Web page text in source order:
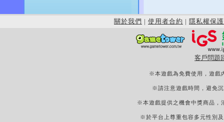
關於我們 | 使用者合約 | 隱私權保護
客戶問題
※本遊戲為免費使用，遊戲
※請注意遊戲時間，避免
※本遊戲提供之機會中獎商品，
※於平台上尊重包容多元性別